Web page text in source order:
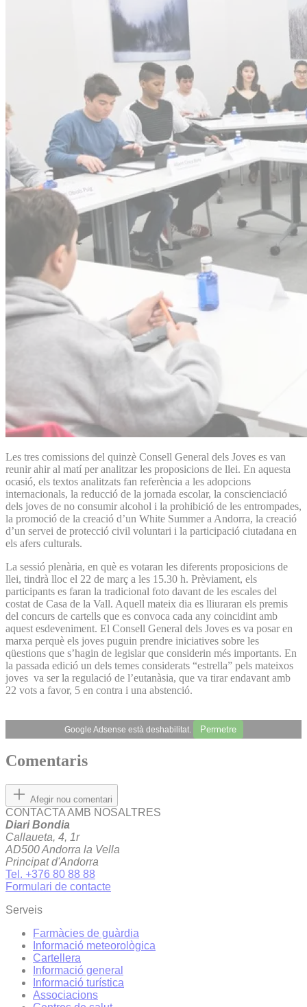
Les tres comissions del quinzè Consell General dels Joves es van
reunir ahir al matí per analitzar les proposicions de llei. En aquesta
ocasió, els textos analitzats fan referència a les adopcions
internacionals, la reducció de la jornada escolar, la conscienciació
dels joves de no consumir alcohol i la prohibició de les entrompades,
la promoció de la creació d’un White Summer a Andorra, la creació
d’un servei de protecció civil voluntari i la participació ciutadana en
els afers culturals.
La sessió plenària, en què es votaran les diferents proposicions de
llei, tindrà lloc el 22 de març a les 15.30 h. Prèviament, els
participants es faran la tradicional foto davant de les escales del
costat de Casa de la Vall. Aquell mateix dia es lliuraran els premis
del concurs de cartells que es convoca cada any coincidint amb
aquest esdeveniment. El Consell General dels Joves es va posar en
marxa perquè els joves puguin prendre iniciatives sobre les
qüestions que s’hagin de legislar que considerin més importants. En
la passada edició un dels temes considerats “estrella” pels mateixos
joves va ser la regulació de l’eutanàsia, que va tirar endavant amb
22 vots a favor, 5 en contra i una abstenció.
Google Adsense està deshabilitat. Permetre
Comentaris
Afegir nou comentari
CONTACTA AMB NOSALTRES
Diari Bondia
Callaueta, 4, 1r
AD500 Andorra la Vella
Principat d'Andorra
Tel. +376 80 88 88
Formulari de contacte
Serveis
Farmàcies de guàrdia
Informació meteorològica
Cartellera
Informació general
Informació turística
Associacions